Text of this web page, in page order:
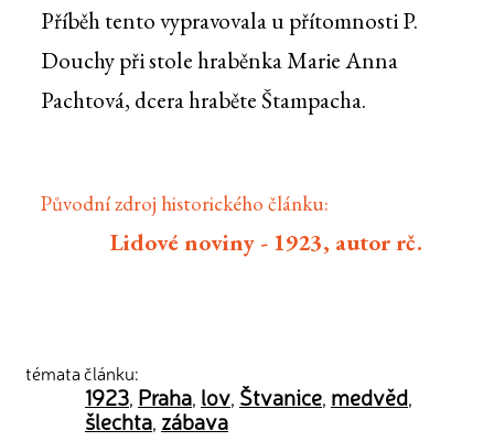
Příběh tento vypravovala u přítomnosti P.
Douchy při stole hraběnka Marie Anna
Pachtová, dcera hraběte Štampacha.
Původní zdroj historického článku:
Lidové noviny - 1923, autor rč.
témata článku:
1923, Praha, lov, Štvanice, medvěd,
šlechta, zábava